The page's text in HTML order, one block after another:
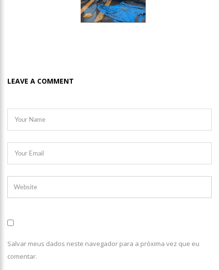
LEAVE A COMMENT
Salvar meus dados neste navegador para a próxima vez que eu
comentar.